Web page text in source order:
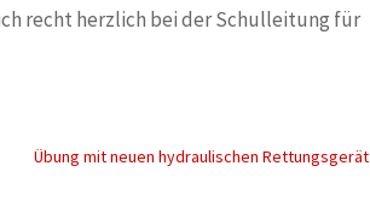
recht herzlich bei der Schulleitung für
Übung mit neuen hydraulischen Rettungsgerät